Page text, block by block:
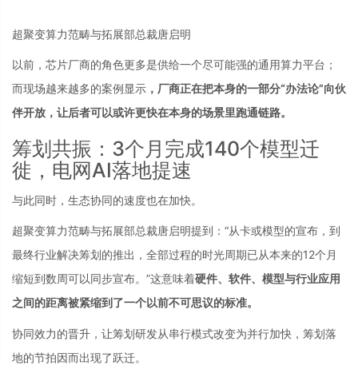
超聚变算力范畴与拓展部总裁唐启明
以前，芯片厂商的角色更多是供给一个尽可能强的通用算力平台；
而现场越来越多的案例显示 ，厂商正在把本身的一部分“办法论”向伙
伴开放，让后者可以或许更快在本身的场景里跑通链路。
筹划共振：3个月完成140个模型迁
徙，电网AI落地提速
与此同时，生态协同的速度也在加快。
超聚变算力范畴与拓展部总裁唐启明提到：“从卡或模型的宣布，到
最终行业解决筹划的推出，全部过程的时光周期已从本来的12个月
缩短到数周可以同步宣布。”这意味着硬件、软件、模型与行业应用
之间的距离被紧缩到了一个以前不可思议的标准。
协同效力的晋升，让筹划研发从串行模式改变为并行加快，筹划落
地的节拍因而出现了跃迁。